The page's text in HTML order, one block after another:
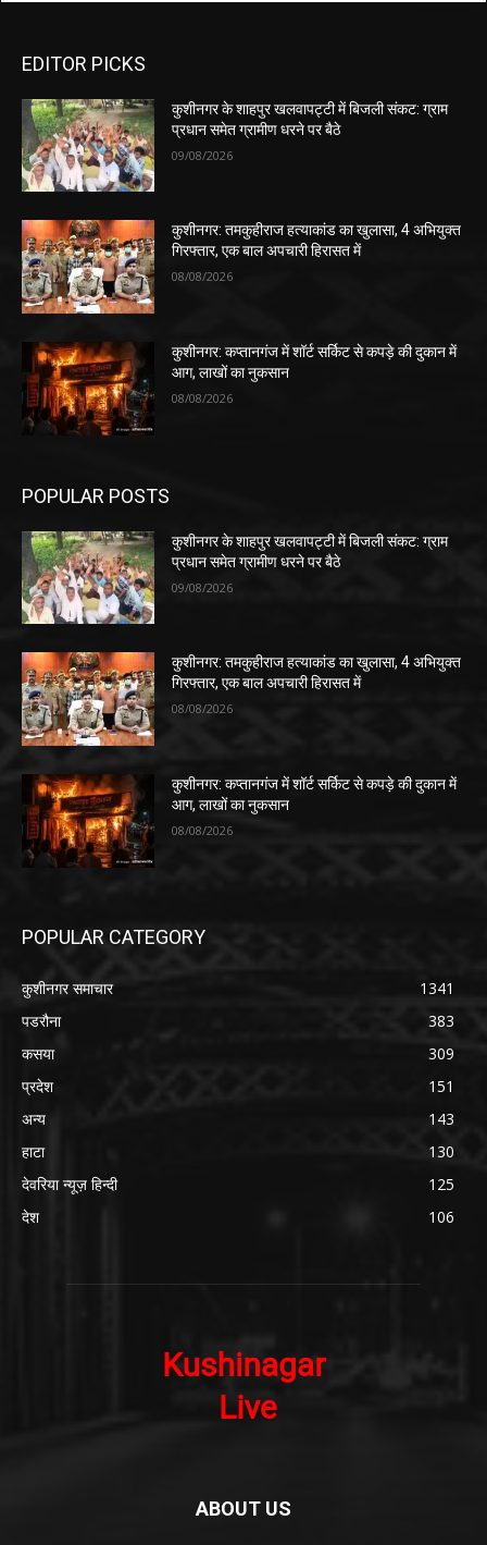
EDITOR PICKS
कुशीनगर के शाहपुर खलवापट्टी में बिजली संकट: ग्राम
प्रधान समेत ग्रामीण धरने पर बैठे
09/08/2026
कुशीनगर: तमकुहीराज हत्याकांड का खुलासा, 4 अभियुक्त
गिरफ्तार, एक बाल अपचारी हिरासत में
08/08/2026
कुशीनगर: कप्तानगंज में शॉर्ट सर्किट से कपड़े की दुकान में
आग, लाखों का नुकसान
08/08/2026
POPULAR POSTS
कुशीनगर के शाहपुर खलवापट्टी में बिजली संकट: ग्राम
प्रधान समेत ग्रामीण धरने पर बैठे
09/08/2026
कुशीनगर: तमकुहीराज हत्याकांड का खुलासा, 4 अभियुक्त
गिरफ्तार, एक बाल अपचारी हिरासत में
08/08/2026
कुशीनगर: कप्तानगंज में शॉर्ट सर्किट से कपड़े की दुकान में
आग, लाखों का नुकसान
08/08/2026
POPULAR CATEGORY
कुशीनगर समाचार
1341
पडरौना
383
कसया
309
प्रदेश
151
अन्य
143
हाटा
130
देवरिया न्यूज़ हिन्दी
125
देश
106
ABOUT US